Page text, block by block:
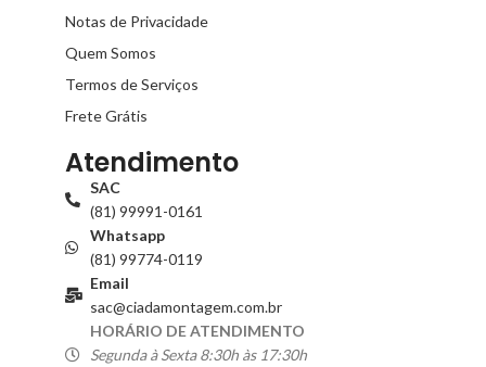
Notas de Privacidade
Quem Somos
Termos de Serviços
Frete Grátis
Atendimento
SAC
(81) 99991-0161
Whatsapp
(81) 99774-0119
Email
sac@ciadamontagem.com.br
HORÁRIO DE ATENDIMENTO
Segunda à Sexta 8:30h às 17:30h